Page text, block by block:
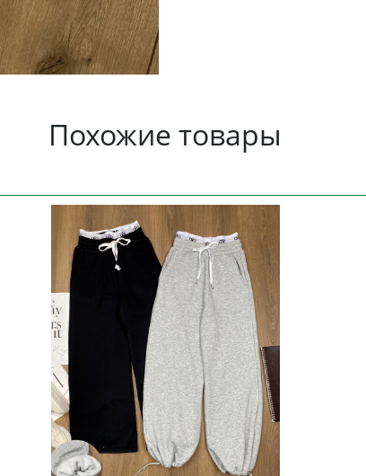
Похожие товары